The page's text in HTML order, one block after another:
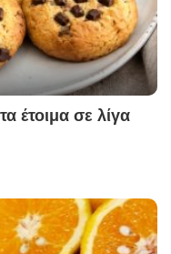
έτοιμα σε λίγα